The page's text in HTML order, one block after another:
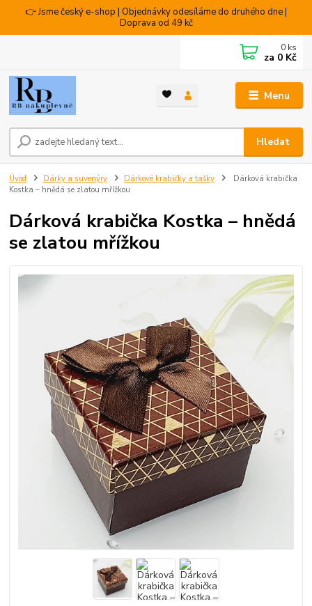
👉 Jsme český e-shop | Objednávky odesíláme do druhého dne |
Doprava od 49 kč
Menu
Hledat
0 ks
za 0 Kč
Úvod Dárky a suvenýry Dárkové krabičky a tašky
Dárková krabička
Kostka – hnědá se zlatou mřížkou
Dárková krabička Kostka – hnědá
se zlatou mřížkou